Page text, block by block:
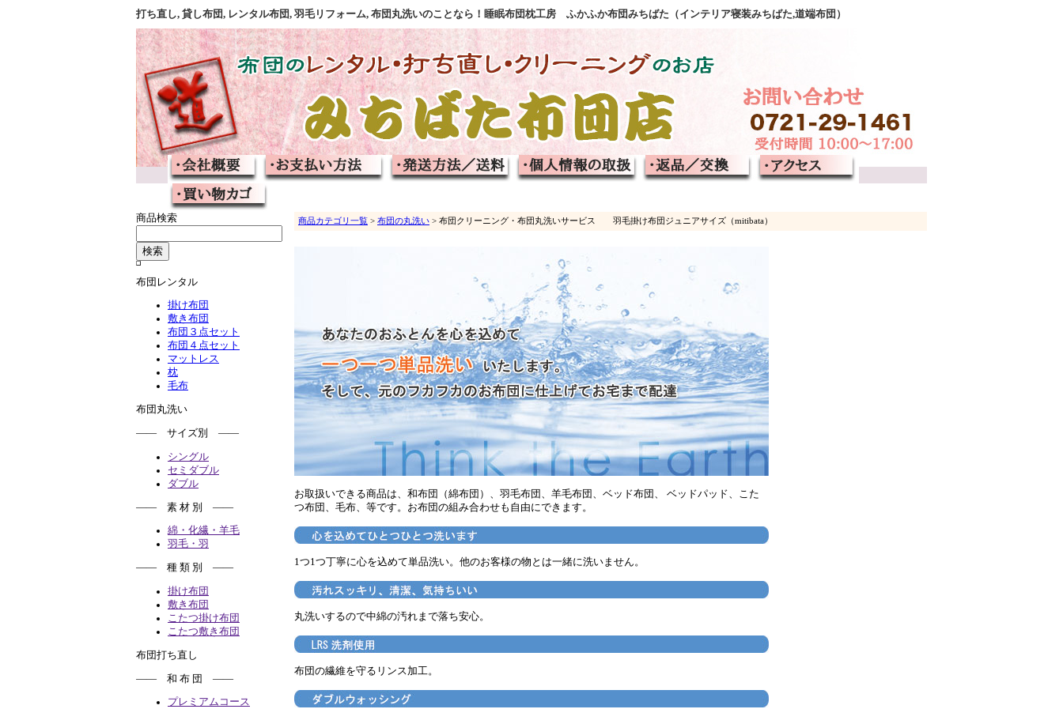
打ち直し, 貸し布団, レンタル布団, 羽毛リフォーム, 布団丸洗いのことなら！睡眠布団枕工房 ふかふか布団みちばた（インテリア寝装みちばた,道端布団）
商品検索
布団レンタル
掛け布団
敷き布団
布団３点セット
布団４点セット
マットレス
枕
毛布
布団丸洗い
―― サイズ別 ――
シングル
セミダブル
ダブル
―― 素 材 別 ――
綿・化繊・羊毛
羽毛・羽
―― 種 類 別 ――
掛け布団
敷き布団
こたつ掛け布団
こたつ敷き布団
布団打ち直し
―― 和 布 団 ――
プレミアムコース
商品カテゴリ一覧 > 布団の丸洗い > 布団クリーニング・布団丸洗いサービス 羽毛掛け布団ジュニアサイズ（mitibata）
お取扱いできる商品は、和布団（綿布団）、羽毛布団、羊毛布団、ベッド布団、 ベッドパッド、こた
つ布団、毛布、等です。お布団の組み合わせも自由にできます。
1つ1つ丁寧に心を込めて単品洗い。他のお客様の物とは一緒に洗いません。
丸洗いするので中綿の汚れまで落ち安心。
布団の繊維を守るリンス加工。